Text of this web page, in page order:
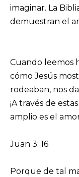
imaginar. La
demuestran el
Cuando leemos
cómo Jesús
rodeaban, nos
¡A través de
amplio es el
Juan 3: 16
Porque de tal